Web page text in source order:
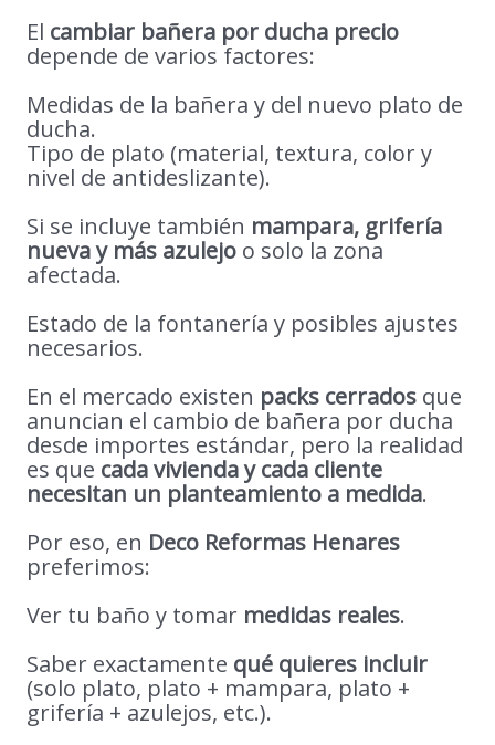
El cambiar bañera por ducha precio
depende de varios factores:
Medidas de la bañera y del nuevo plato de
ducha.
Tipo de plato (material, textura, color y
nivel de antideslizante).
Si se incluye también mampara, grifería
nueva y más azulejo o solo la zona
afectada.
Estado de la fontanería y posibles ajustes
necesarios.
En el mercado existen packs cerrados que
anuncian el cambio de bañera por ducha
desde importes estándar, pero la realidad
es que cada vivienda y cada cliente
necesitan un planteamiento a medida.
Por eso, en Deco Reformas Henares
preferimos:
Ver tu baño y tomar medidas reales.
Saber exactamente qué quieres incluir
(solo plato, plato + mampara, plato +
grifería + azulejos, etc.).